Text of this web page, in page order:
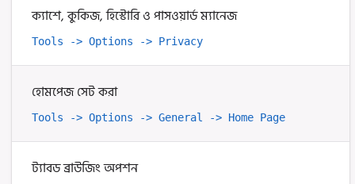
ক্যাশে, কুকিজ, হিস্টোরি ও পাসওয়ার্ড ম্যানেজ
Tools -> Options -> Privacy
হোমপেজ সেট করা
Tools -> Options -> General -> Home Page
ট্যাবড ব্রাউজিং অপশন